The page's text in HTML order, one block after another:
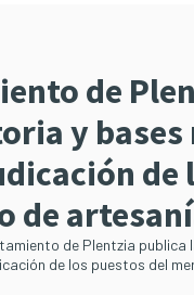
de
y
de
de
de Plentzia
de los puestos del